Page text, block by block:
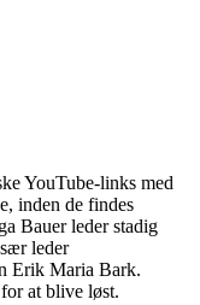
YouTube-links med
inden de findes
Bauer leder stadig
leder
Erik Maria Bark.
at blive løst.